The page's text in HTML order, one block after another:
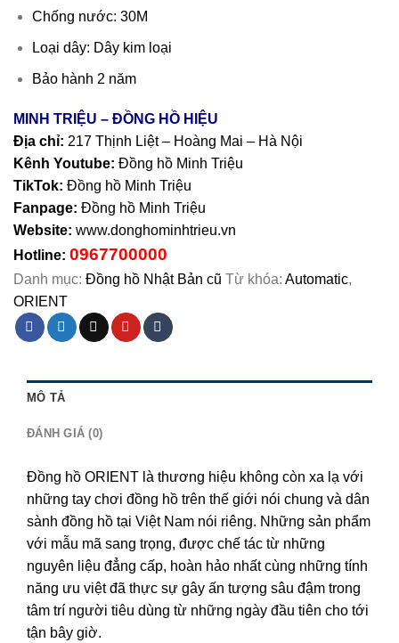
Chống nước: 30M
Loại dây: Dây kim loại
Bảo hành 2 năm
MINH TRIỆU – ĐỒNG HỒ HIỆU
Địa chỉ: 217 Thịnh Liệt – Hoàng Mai – Hà Nội
Kênh Youtube: Đồng hồ Minh Triệu
TikTok: Đồng hồ Minh Triệu
Fanpage: Đồng hồ Minh Triệu
Website: www.donghominhtrieu.vn
Hotline: 0967700000
Danh mục: Đồng hồ Nhật Bản cũ Từ khóa: Automatic,
ORIENT
MÔ TẢ
ĐÁNH GIÁ (0)
Đồng hồ ORIENT là thương hiệu không còn xa lạ với
những tay chơi đồng hồ trên thế giới nói chung và dân
sành đồng hồ tại Việt Nam nói riêng. Những sản phẩm
với mẫu mã sang trọng, được chế tác từ những
nguyên liệu đẳng cấp, hoàn hảo nhất cùng những tính
năng ưu việt đã thực sự gây ấn tượng sâu đậm trong
tâm trí người tiêu dùng từ những ngày đầu tiên cho tới
tận bây giờ.